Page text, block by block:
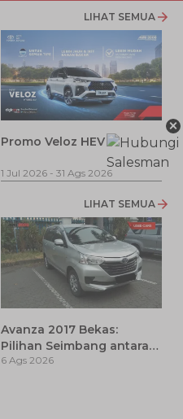
LIHAT SEMUA
Promo Veloz HEV
1 Jul 2026 - 31 Ags 2026
LIHAT SEMUA
Avanza 2017 Bekas:
Pilihan Seimbang antara
Harga dan Fitur Modern
6 Ags 2026
×